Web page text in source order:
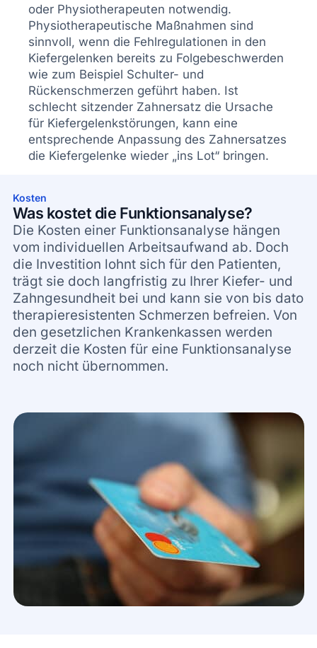
oder Physiotherapeuten notwendig.
Physiotherapeutische Maßnahmen sind
sinnvoll, wenn die Fehlregulationen in den
Kiefergelenken bereits zu Folgebeschwerden
wie zum Beispiel Schulter- und
Rückenschmerzen geführt haben. Ist
schlecht sitzender Zahnersatz die Ursache
für Kiefergelenkstörungen, kann eine
entsprechende Anpassung des Zahnersatzes
die Kiefergelenke wieder „ins Lot“ bringen.
Kosten
Was kostet die Funktionsanalyse?
Die Kosten einer Funktionsanalyse hängen
vom individuellen Arbeitsaufwand ab. Doch
die Investition lohnt sich für den Patienten,
trägt sie doch langfristig zu Ihrer Kiefer- und
Zahngesundheit bei und kann sie von bis dato
therapieresistenten Schmerzen befreien. Von
den gesetzlichen Krankenkassen werden
derzeit die Kosten für eine Funktionsanalyse
noch nicht übernommen.